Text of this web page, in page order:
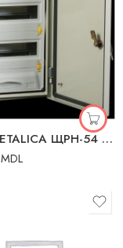
CUTIE METALICA ЩРН-54 (550 х 450 х 120MM) IEK
MDL